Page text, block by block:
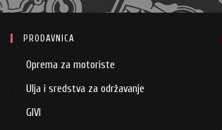
PRODAVNICA
Oprema za motoriste
Ulja i sredstva za održavanje
GIVI